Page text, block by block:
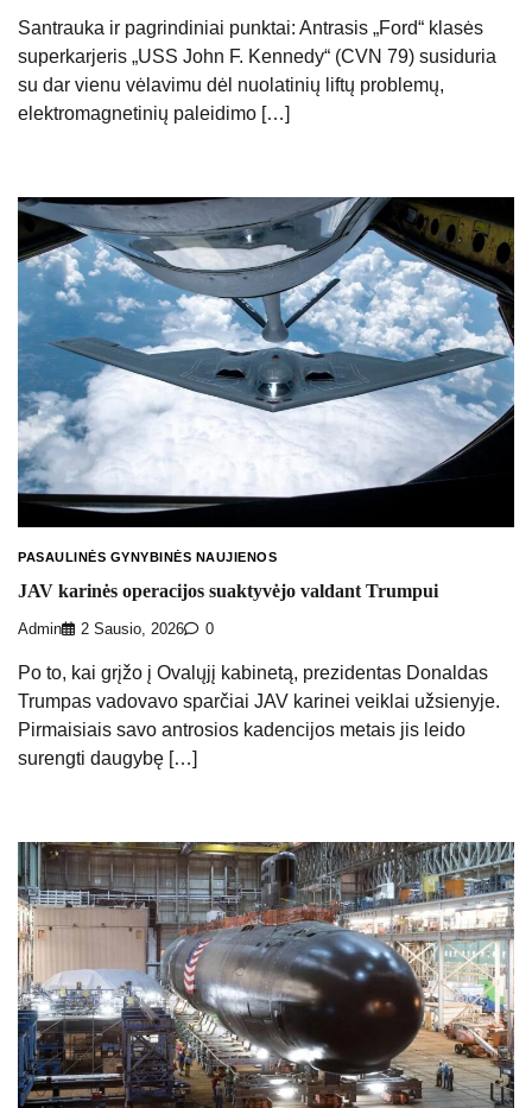
Santrauka ir pagrindiniai punktai: Antrasis „Ford“ klasės
superkarjeris „USS John F. Kennedy“ (CVN 79) susiduria
su dar vienu vėlavimu dėl nuolatinių liftų problemų,
elektromagnetinių paleidimo […]
PASAULINĖS GYNYBINĖS NAUJIENOS
JAV karinės operacijos suaktyvėjo valdant Trumpui
Admin 2 Sausio, 2026 0
Po to, kai grįžo į Ovalųjį kabinetą, prezidentas Donaldas
Trumpas vadovavo sparčiai JAV karinei veiklai užsienyje.
Pirmaisiais savo antrosios kadencijos metais jis leido
surengti daugybę […]